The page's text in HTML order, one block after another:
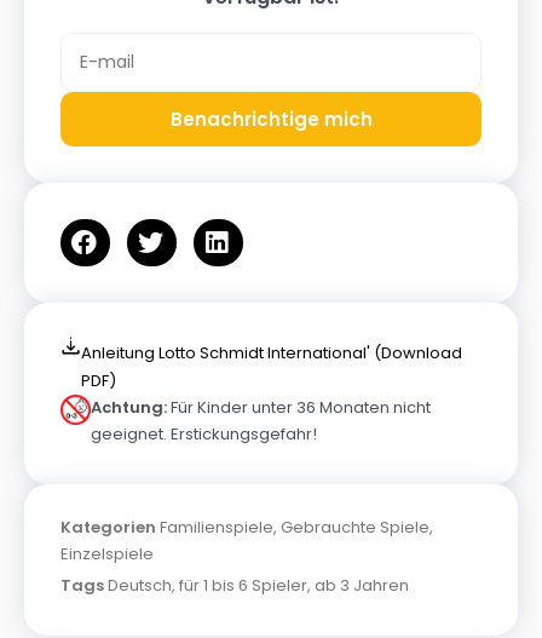
Benachrichtige mich
Anleitung Lotto Schmidt International' (Download
PDF)
Achtung:Für Kinder unter 36 Monaten nicht
geeignet. Erstickungsgefahr!
Kategorien Familienspiele, Gebrauchte Spiele,
Einzelspiele
TagsDeutsch, für 1 bis 6 Spieler, ab 3 Jahren